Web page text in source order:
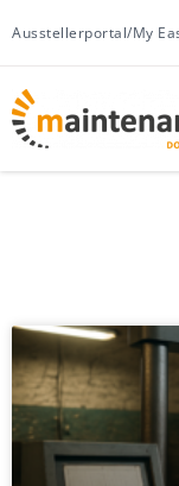
Ausstellerportal/My